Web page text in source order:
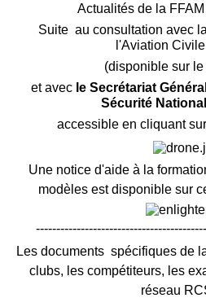
Actualités de la
Suite au consultation avec
l'Aviation
(disponible sur
et avec le Secrétariat
Sécurité
accessible en cliquant
Une notice d'aide à la
modèles est disponible sur
Les documents spécifiques de
clubs, les compétiteurs, les
réseau